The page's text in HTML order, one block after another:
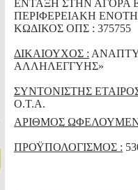
ΕΝΤΑΞΗ ΣΤΗΝ ΑΓΟΡΑ
ΠΕΡΙΦΕΡΕΙΑΚΗ
ΚΩΔΙΚΟΣ ΟΠΣ : 375755
ΔΙΚΑΙΟΥΧΟΣ :
ΑΛΛΗΛΕΓΓΥΗΣ»
ΣΥΝΤΟΝΙΣΤΗΣ
Ο.Τ.Α.
ΑΡΙΘΜΟΣ
ΠΡΟΫΠΟΛΟΓΙΣΜΟΣ :